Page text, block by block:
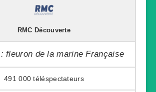
RMC Découverte
fleuron de la marine Française
491 000